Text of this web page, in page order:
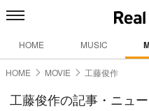
HOME MUSIC
HOME MOVIE 工藤俊作
工藤俊作の記事・ニュ